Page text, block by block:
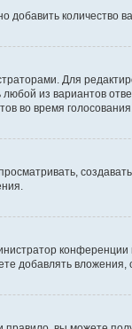
Для
из вариантов
во время голосования.
добавлять вложения,